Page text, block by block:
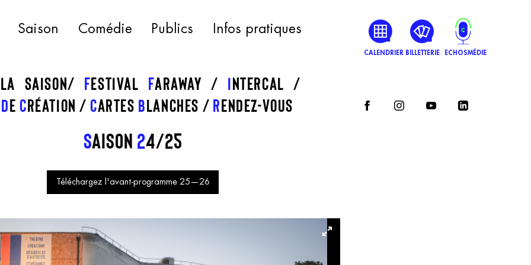
Saison Comédie Publics Infos pratiques
saison festival faraway Intercal
decréation Cartes blanches Rendez-vous
CALENDRIER BILLETTERIE ECHOSMÉDIE
Saison 24/25
Téléchargez l'avant-programme 25—26